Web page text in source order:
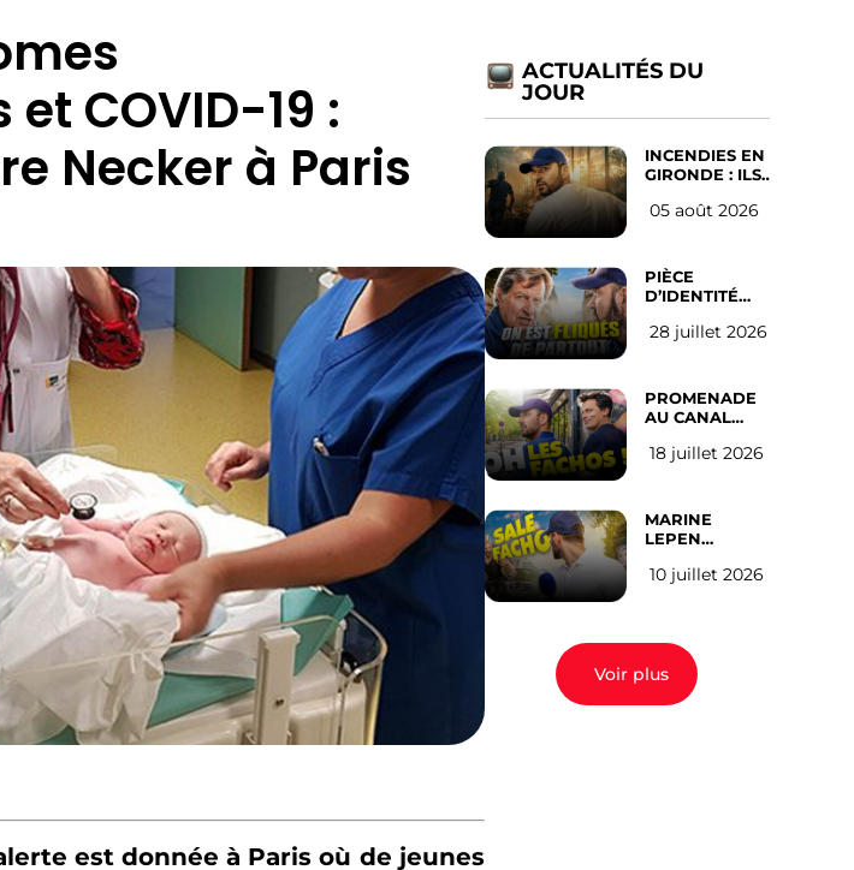
COVID-19 :
Necker à Paris
est donnée à Paris où de jeunes
ACTUALITÉS DU
JOUR
INCENDIES EN
GIRONDE : ILS
D’ABANDONNER
05 août 2026
PIÈCE
D’IDENTITÉ
SUR LES
l’avis des
Français
28 juillet 2026
PROMENADE
AU CANAL
(les gauchistes
18 juillet 2026
MARINE
LEPEN
EN 2027 : l’avis
10 juillet 2026
Voir plus